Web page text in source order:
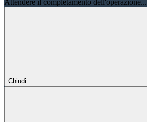
Attendere il completamento dell'operazione...
Chiudi